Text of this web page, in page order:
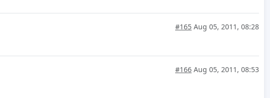
#165 Aug 05, 2011, 08:28
#166 Aug 05, 2011, 08:53